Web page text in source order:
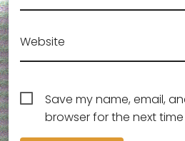
Website
Save my name, email,
browser for the next